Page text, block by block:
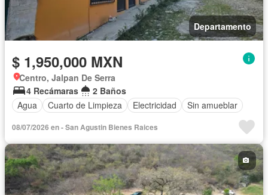
Departamento
$ 1,950,000 MXN
Centro, Jalpan De Serra
4 Recámaras
2 Baños
Agua
Cuarto de Limpieza Electricidad Sin amueblar
08/07/2026 en - San Agustin Bienes Raices